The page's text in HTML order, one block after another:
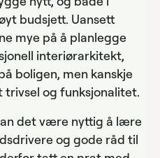
budsjett. Uansett
mye på å planlegge
interiørarkitekt,
boligen, men kanskje
og funksjonalitet.
det være nyttig å lære
og gode råd til